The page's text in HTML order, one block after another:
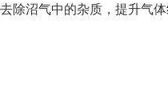
除沼气中的杂质，提升气